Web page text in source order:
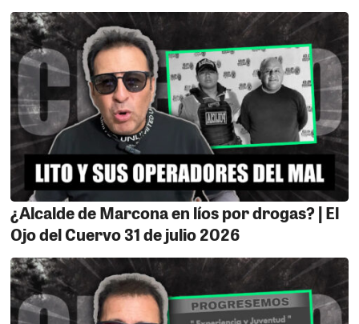
¿Alcalde de Marcona en líos por drogas? | El
Ojo del Cuervo 31 de julio 2026